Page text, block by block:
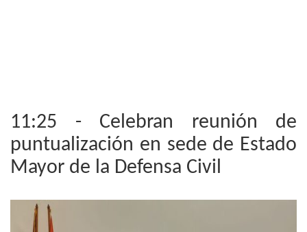
11:25 - Celebran reunión de
puntualización en sede de Estado
Mayor de la Defensa Civil